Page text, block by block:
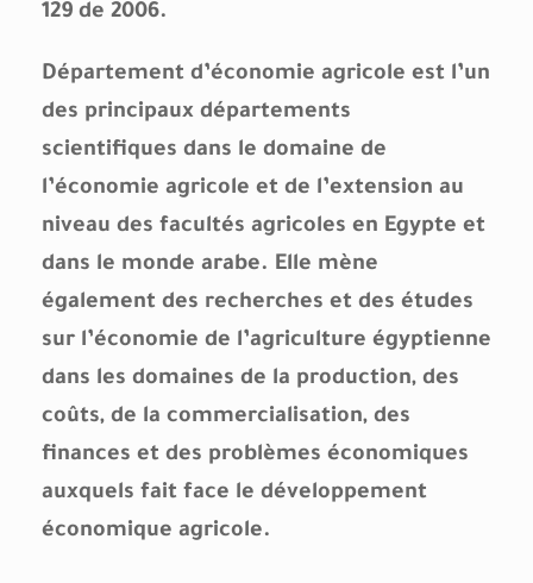
129 de 2006.
Département d’économie agricole est l’un
des principaux départements
scientifiques dans le domaine de
l’économie agricole et de l’extension au
niveau des facultés agricoles en Egypte et
dans le monde arabe. Elle mène
également des recherches et des études
sur l’économie de l’agriculture égyptienne
dans les domaines de la production, des
coûts, de la commercialisation, des
finances et des problèmes économiques
auxquels fait face le développement
économique agricole.